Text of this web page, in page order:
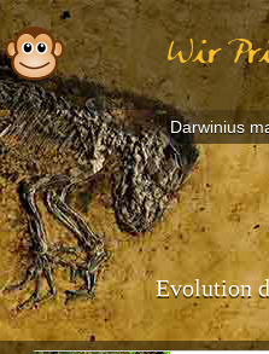
Wir
Evolution
Darwinius